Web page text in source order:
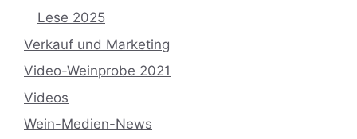
Lese 2025
Verkauf und Marketing
Video-Weinprobe 2021
Videos
Wein-Medien-News